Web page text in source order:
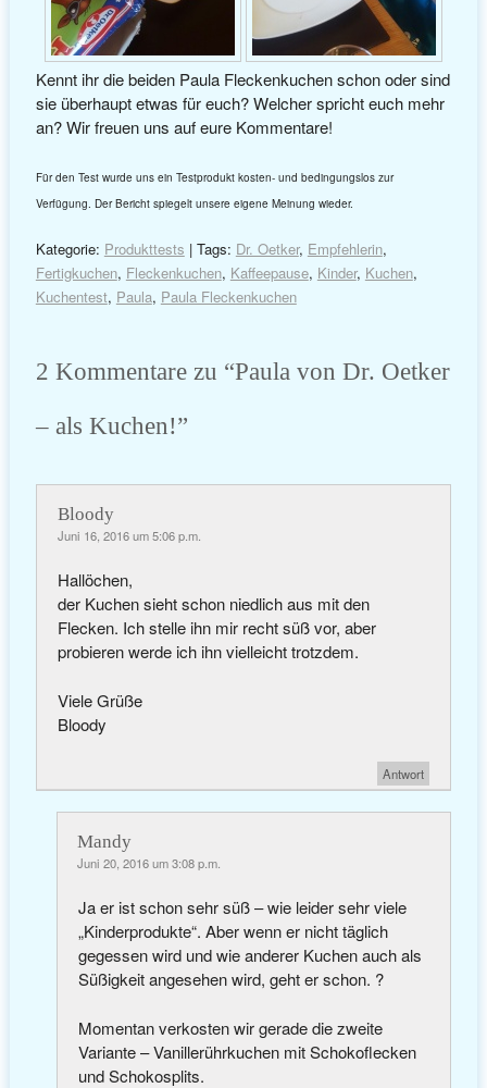
Kennt ihr die beiden Paula Fleckenkuchen schon oder sind
sie überhaupt etwas für euch? Welcher spricht euch mehr
an? Wir freuen uns auf eure Kommentare!
Für den Test wurde uns ein Testprodukt kosten- und bedingungslos zur
Verfügung. Der Bericht spiegelt unsere eigene Meinung wieder.
Kategorie: Produkttests | Tags: Dr. Oetker, Empfehlerin,
Fertigkuchen, Fleckenkuchen, Kaffeepause, Kinder, Kuchen,
Kuchentest, Paula, Paula Fleckenkuchen
2 Kommentare zu “Paula von Dr. Oetker
– als Kuchen!”
Bloody
Juni 16, 2016 um 5:06 p.m.
Hallöchen,
der Kuchen sieht schon niedlich aus mit den
Flecken. Ich stelle ihn mir recht süß vor, aber
probieren werde ich ihn vielleicht trotzdem.
Viele Grüße
Bloody
Antwort
Mandy
Juni 20, 2016 um 3:08 p.m.
Ja er ist schon sehr süß – wie leider sehr viele
„Kinderprodukte“. Aber wenn er nicht täglich
gegessen wird und wie anderer Kuchen auch als
Süßigkeit angesehen wird, geht er schon. ?
Momentan verkosten wir gerade die zweite
Variante – Vanillerührkuchen mit Schokoflecken
und Schokosplits.